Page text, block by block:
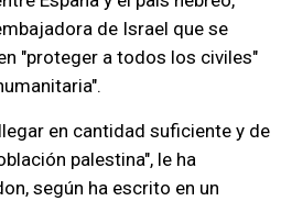
de Israel que se
"proteger a todos los civiles"
en cantidad suficiente y de
palestina", le ha
según ha escrito en un